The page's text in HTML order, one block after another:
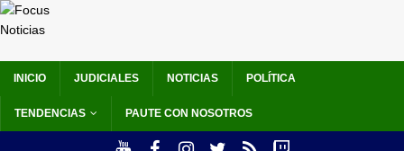
INICIO JUDICIALES NOTICIAS POLÍTICA
TENDENCIAS PAUTE CON NOSOTROS